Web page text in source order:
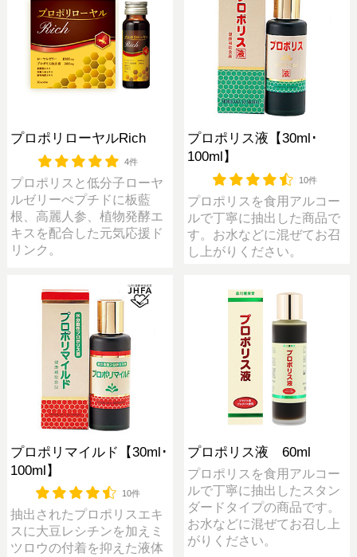
プロポリローヤルRich
4件
プロポリスと低分子ローヤ
ルゼリーぺプチドに板藍
根、高麗人参、植物発酵エ
キスを配合した元気応援ド
リンク。
プロポリス液【30ml･
100ml】
10件
プロポリスを食用アルコー
ルで丁寧に抽出した商品で
す。お水などに混ぜてお召
し上がりください。
プロポリマイルド【30ml･
100ml】
10件
抽出されたプロポリスエキ
スに大豆レシチンを加えミ
ツロウの付着を抑えた液体
プロポリス液 60ml
プロポリスを食用アルコー
ルで丁寧に抽出したスタン
ダードタイプの商品です。
お水などに混ぜてお召し上
がりください。